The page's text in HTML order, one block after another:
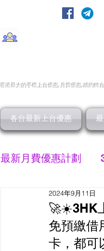
香港最大的手機上台優惠, 月費優惠,續約轉
各台最新上台優惠
最新月費優惠計劃
SMARTONE 優惠
最新流動數據優惠
🚀☀️3HK
免預繳借
卡，都可
2024年9月11日